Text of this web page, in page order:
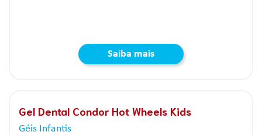
Saiba mais
Gel Dental Condor Hot Wheels Kids
Géis Infantis